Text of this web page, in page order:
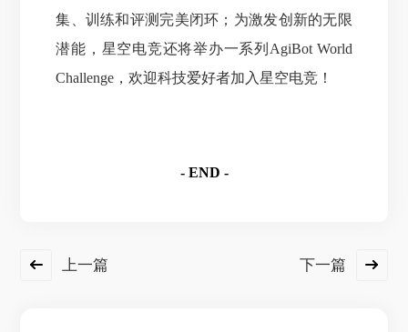
集、训练和评测完美闭环；为激发创新的无限
潜能， 星空电竞还将举办一系列AgiBot World
Challenge，欢迎科技爱好者加入星空电竞！
- END -
上一篇 下一篇